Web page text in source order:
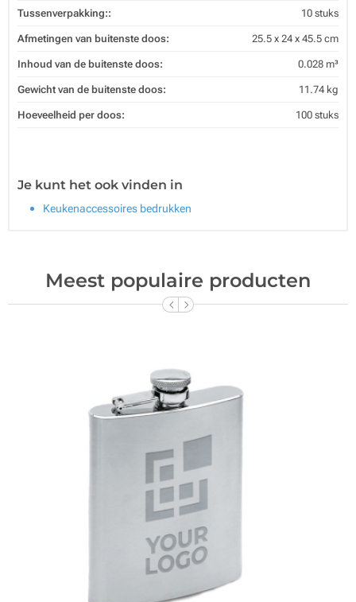
Tussenverpakking:: 10 stuks
Afmetingen van buitenste doos: 25.5 x 24 x 45.5 cm
Inhoud van de buitenste doos: 0.028 m³
Gewicht van de buitenste doos: 11.74 kg
Hoeveelheid per doos: 100 stuks
Je kunt het ook vinden in
Keukenaccessoires bedrukken
Meest populaire producten